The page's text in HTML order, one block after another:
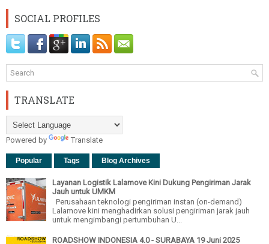
SOCIAL PROFILES
TRANSLATE
Powered by Translate
Popular Tags Blog Archives
Layanan Logistik Lalamove Kini Dukung Pengiriman Jarak
Jauh untuk UMKM
Perusahaan teknologi pengiriman instan (on-demand)
Lalamove kini menghadirkan solusi pengiriman jarak jauh
untuk mengimbangi pertumbuhan U...
ROADSHOW INDONESIA 4.0 - SURABAYA 19 Juni 2025